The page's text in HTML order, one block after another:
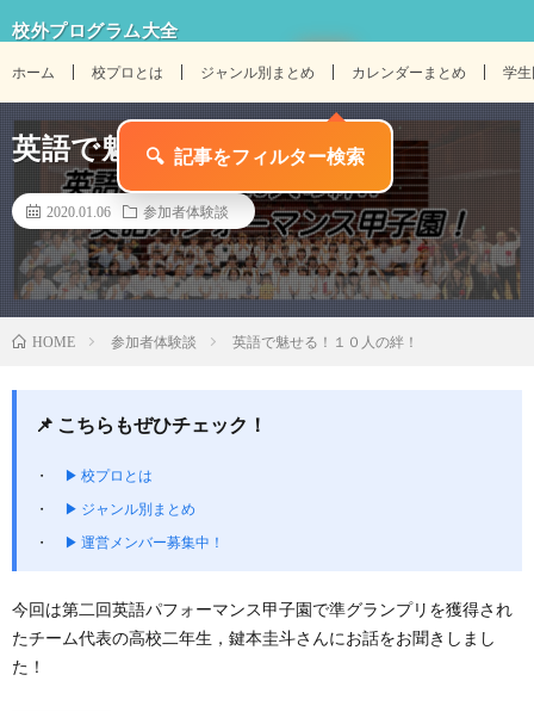
校外プログラム大全
ホーム 校プロとは ジャンル別まとめ カレンダーまとめ 学
英語で魅せる！１０人の絆！
2020.01.06 参加者体験談
HOME 参加者体験談 英語で魅せる！１０人の絆！
📌 こちらもぜひチェック！
▶ 校プロとは
▶ ジャンル別まとめ
▶ 運営メンバー募集中！
今回は第二回英語パフォーマンス甲子園で準グランプリを獲得され
たチーム代表の高校二年生，鍵本圭斗さんにお話をお聞きしまし
た！